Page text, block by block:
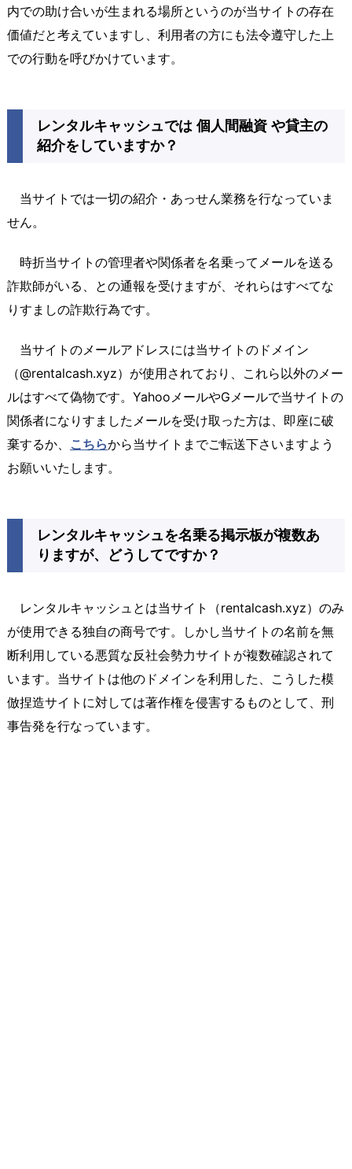
内での助け合いが生まれる場所というのが当サイトの存在
価値だと考えていますし、利用者の方にも法令遵守した上
での行動を呼びかけています。
レンタルキャッシュでは 個人間融資 や貸主の
紹介をしていますか？
当サイトでは一切の紹介・あっせん業務を行なっていま
せん。
時折当サイトの管理者や関係者を名乗ってメールを送る
詐欺師がいる、との通報を受けますが、それらはすべてな
りすましの詐欺行為です。
当サイトのメールアドレスには当サイトのドメイン
（@rentalcash.xyz）が使用されており、これら以外のメー
ルはすべて偽物です。YahooメールやGメールで当サイトの
関係者になりすましたメールを受け取った方は、即座に破
棄するか、 こちらから当サイトまでご転送下さいますよう
お願いいたします。
レンタルキャッシュを名乗る掲示板が複数あ
りますが、どうしてですか？
レンタルキャッシュとは当サイト（rentalcash.xyz）のみ
が使用できる独自の商号です。しかし当サイトの名前を無
断利用している悪質な反社会勢力サイトが複数確認されて
います。当サイトは他のドメインを利用した、こうした模
倣捏造サイトに対しては著作権を侵害するものとして、刑
事告発を行なっています。